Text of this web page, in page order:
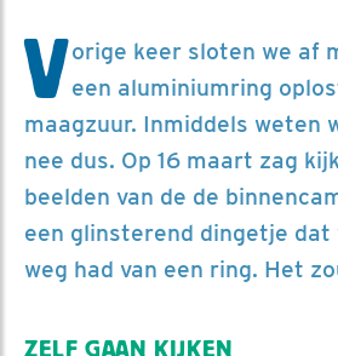
Vorige keer sloten we af
een aluminiumring
maagzuur. Inmiddels weten
nee dus. Op 16 maart zag
beelden van de de
een glinsterend dingetje
weg had van een ring. Het
ZELF GAAN KIJKEN